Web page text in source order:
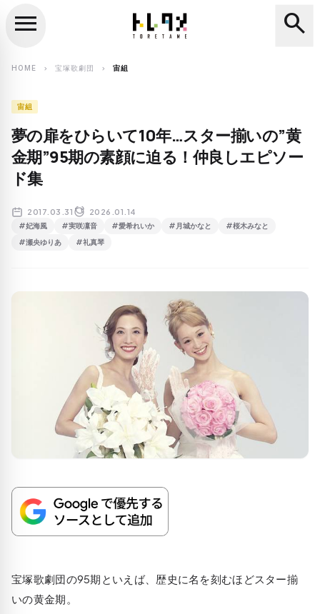
search
menu search
HOME chevron_right 宝塚歌劇団 chevron_right 宙組
宙組
夢の扉をひらいて10年…スター揃いの”黄
金期”95期の素顔に迫る！仲良しエピソー
ド集
2017.03.31 2026.01.14
#妃海風 #実咲凜音 #愛希れいか #月城かなと
#桜木みなと
#瀬央ゆりあ
#礼真琴
宝塚歌劇団の95期といえば、歴史に名を刻むほどスター揃
いの黄金期。